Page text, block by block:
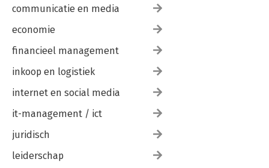
communicatie en media
economie
financieel management
inkoop en logistiek
internet en social media
it-management / ict
juridisch
leiderschap